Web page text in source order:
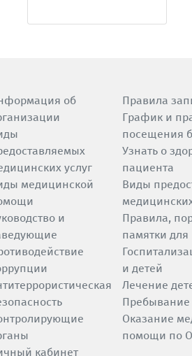
об
услуг
медицинской
и
кабинет
Правила
График и
посещения
Узнать о
пациента
Виды
Правила,
памятки
и детей
Лечение
Пребывание
Оказание
помощи по